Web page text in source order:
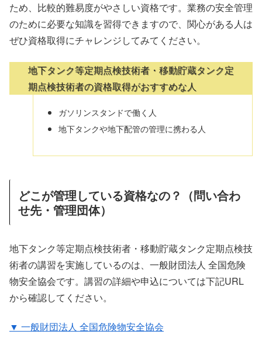
ため、比較的難易度がやさしい資格です。業務の安全管理
のために必要な知識を習得できますので、関心がある人は
ぜひ資格取得にチャレンジしてみてください。
地下タンク等定期点検技術者・移動貯蔵タンク定
期点検技術者の資格取得がおすすめな人
ガソリンスタンドで働く人
地下タンクや地下配管の管理に携わる人
どこが管理している資格なの？（問い合わ
せ先・管理団体）
地下タンク等定期点検技術者・移動貯蔵タンク定期点検技
術者の講習を実施しているのは、一般財団法人 全国危険
物安全協会です。講習の詳細や申込については下記URL
から確認してください。
▼ 一般財団法人 全国危険物安全協会